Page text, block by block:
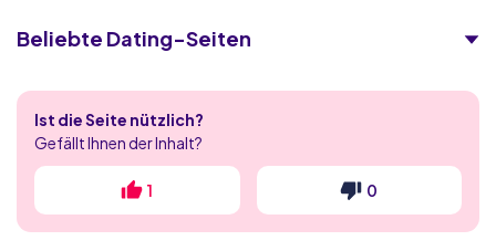
Beliebte Dating-Seiten
eDarling
Victoria Milan
Be2
Ist die Seite nützlich?
Gefällt Ihnen der Inhalt?
1 0